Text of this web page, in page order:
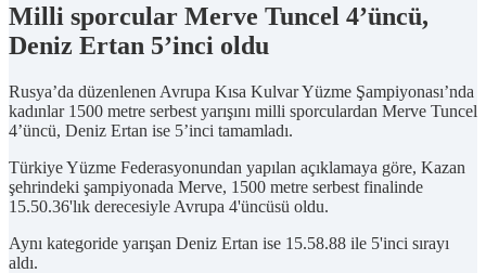
Milli sporcular Merve Tuncel 4’üncü,
Deniz Ertan 5’inci oldu
Rusya’da düzenlenen Avrupa Kısa Kulvar Yüzme Şampiyonası’nda
kadınlar 1500 metre serbest yarışını milli sporculardan Merve Tuncel
4’üncü, Deniz Ertan ise 5’inci tamamladı.
Türkiye Yüzme Federasyonundan yapılan açıklamaya göre, Kazan
şehrindeki şampiyonada Merve, 1500 metre serbest finalinde
15.50.36'lık derecesiyle Avrupa 4'üncüsü oldu.
Aynı kategoride yarışan Deniz Ertan ise 15.58.88 ile 5'inci sırayı
aldı.